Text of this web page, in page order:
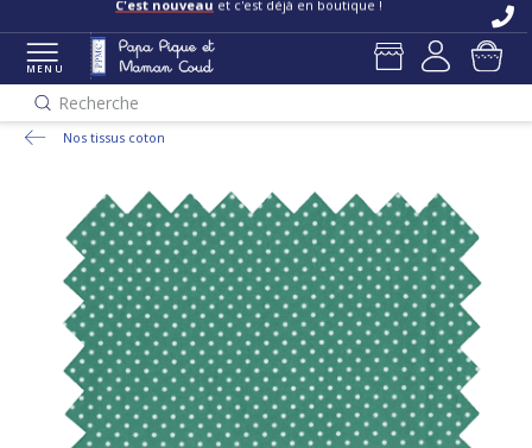
C'est nouveau et c'est déjà en boutique !
MENU
Recherche
Nos tissus coton